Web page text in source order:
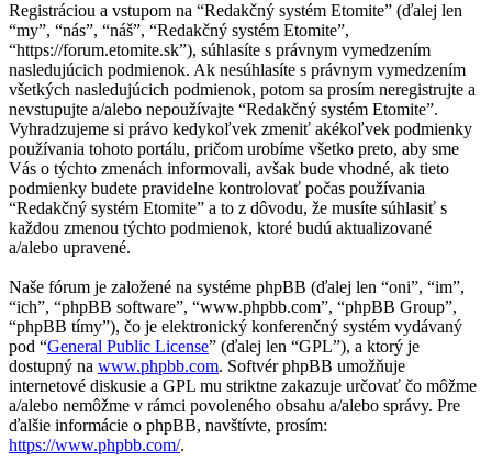
Registráciou a vstupom na “Redakčný systém Etomite” (ďalej len
“my”, “nás”, “náš”, “Redakčný systém Etomite”,
“https://forum.etomite.sk”), súhlasíte s právnym vymedzením
nasledujúcich podmienok. Ak nesúhlasíte s právnym vymedzením
všetkých nasledujúcich podmienok, potom sa prosím neregistrujte a
nevstupujte a/alebo nepoužívajte “Redakčný systém Etomite”.
Vyhradzujeme si právo kedykoľvek zmeniť akékoľvek podmienky
používania tohoto portálu, pričom urobíme všetko preto, aby sme
Vás o týchto zmenách informovali, avšak bude vhodné, ak tieto
podmienky budete pravidelne kontrolovať počas používania
“Redakčný systém Etomite” a to z dôvodu, že musíte súhlasiť s
každou zmenou týchto podmienok, ktoré budú aktualizované
a/alebo upravené.
Naše fórum je založené na systéme phpBB (ďalej len “oni”, “im”,
“ich”, “phpBB software”, “www.phpbb.com”, “phpBB Group”,
“phpBB tímy”), čo je elektronický konferenčný systém vydávaný
pod “General Public License” (ďalej len “GPL”), a ktorý je
dostupný na www.phpbb.com. Softvér phpBB umožňuje
internetové diskusie a GPL mu striktne zakazuje určovať čo môžme
a/alebo nemôžme v rámci povoleného obsahu a/alebo správy. Pre
ďalšie informácie o phpBB, navštívte, prosím:
https://www.phpbb.com/.